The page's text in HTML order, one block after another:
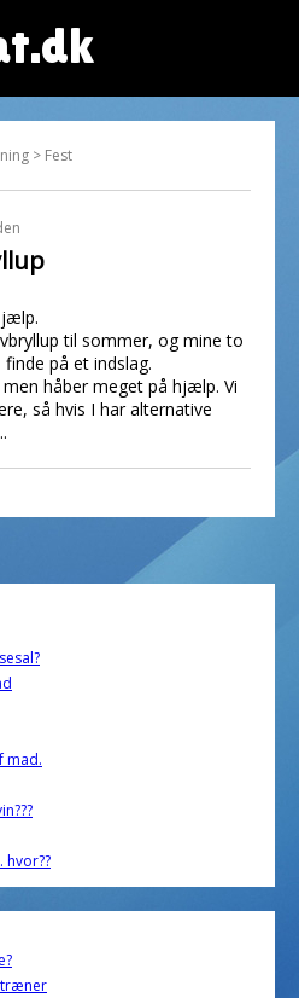
> Fest
til sommer, og mine to
på et indslag.
håber meget på hjælp. Vi
så hvis I har alternative
mad.